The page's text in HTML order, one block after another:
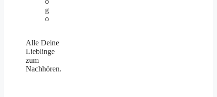
Alle Deine
Lieblinge
zum
Nachhören.